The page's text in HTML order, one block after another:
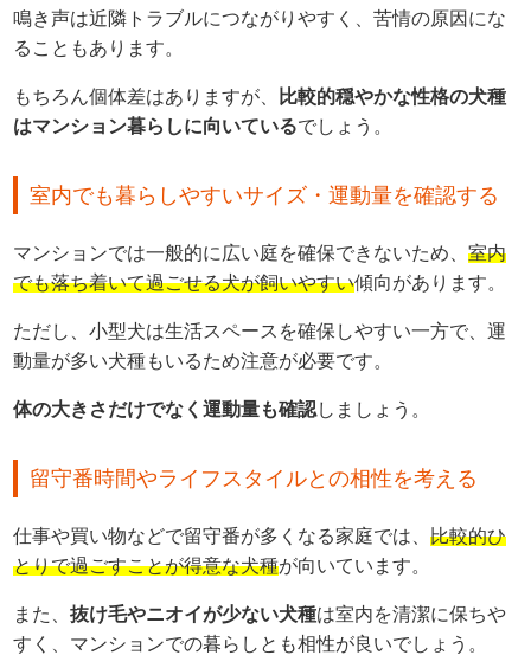
鳴き声は近隣トラブルにつながりやすく、苦情の原因にな
ることもあります。
もちろん個体差はありますが、
比較的穏やかな性格の犬種
はマンション暮らしに向いているでしょう。
室内でも暮らしやすいサイズ・運動量を確認する
マンションでは一般的に広い庭を確保できないため、室内
でも落ち着いて過ごせる犬が飼いやすい傾向があります。
ただし、小型犬は生活スペースを確保しやすい一方で、運
動量が多い犬種もいるため注意が必要です。
体の大きさだけでなく運動量も確認しましょう。
留守番時間やライフスタイルとの相性を考える
仕事や買い物などで留守番が多くなる家庭では、比較的ひ
とりで過ごすことが得意な犬種が向いています。
また、抜け毛やニオイが少ない犬種は室内を清潔に保ちや
すく、マンションでの暮らしとも相性が良いでしょう。